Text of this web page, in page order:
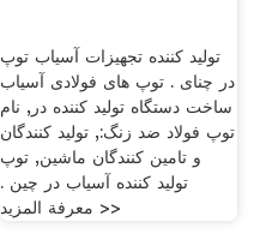
تولید کننده تجهیزات آسیاب توپ
در چنای . توپ های فولادی آسیاب
ساخت دستگاه تولید کننده در, نام
توپ فولاد ضد زنگ:, تولید کنندگان
و تامین کنندگان ماشین, توپ
تولید کننده آسیاب در چین .
معرفة المزيد >>